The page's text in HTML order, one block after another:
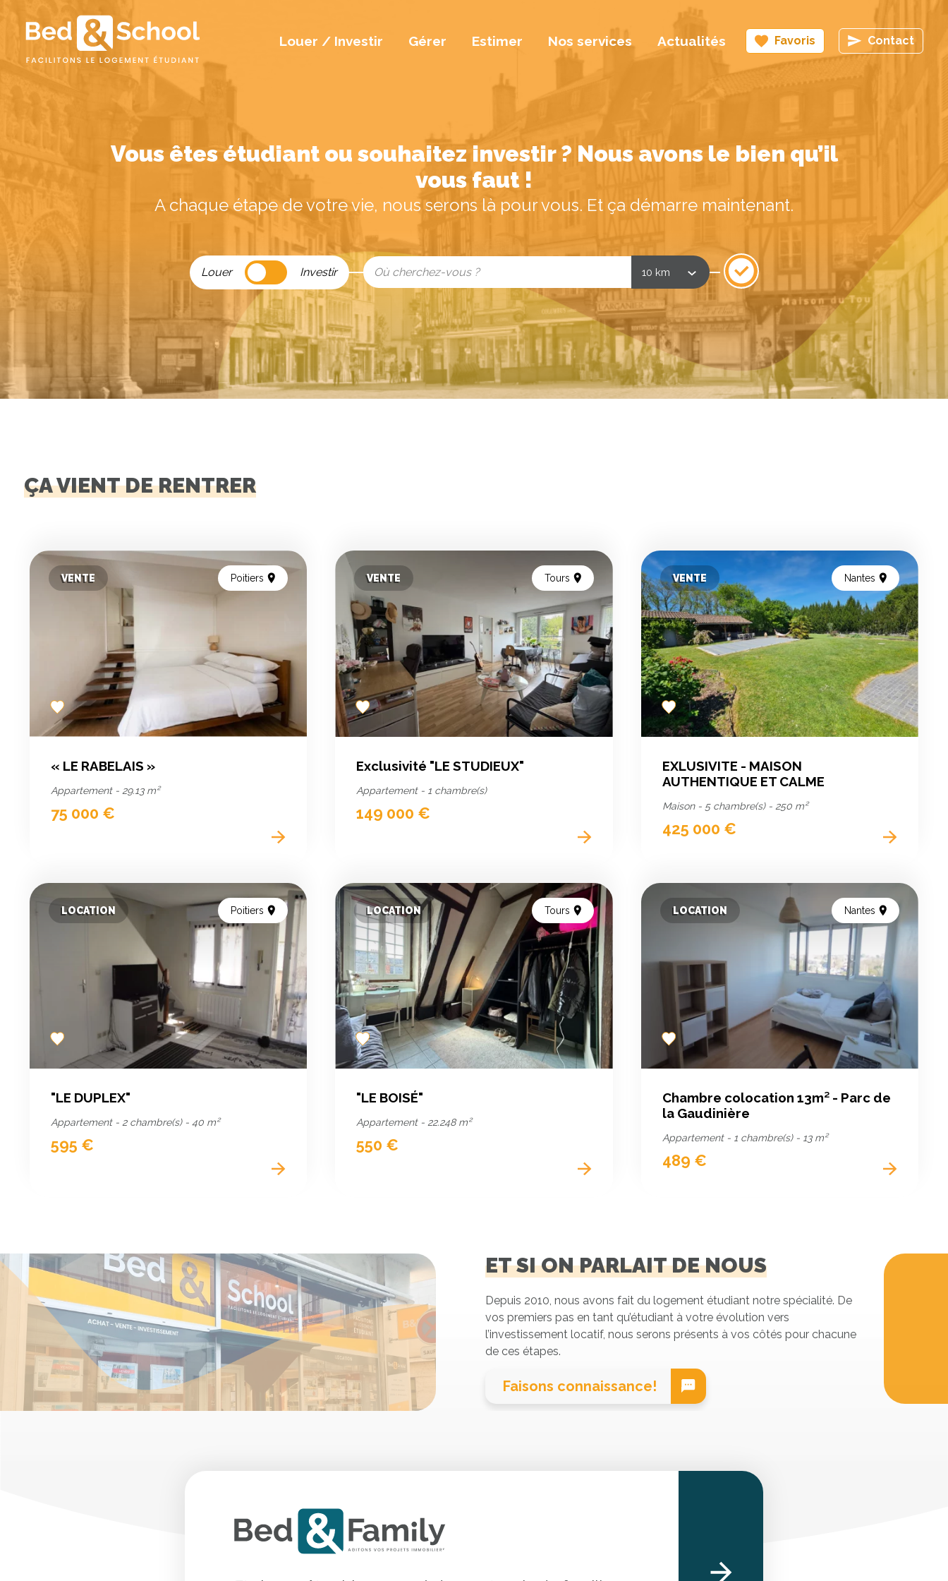
Bed
Louer / Investir Gérer Estimer Nos services Actualités Favoris Contact
Vous êtes étudiant ou souhaitez investir ? Nous avons le bien qu’il
vous faut !
A chaque étape de votre vie, nous serons là pour vous. Et ça démarre maintenant.
Louer
Louer
/
Investir
Investir
ÇA VIENT DE RENTRER
VENTE Poitiers
Add
to
favorites
« LE RABELAIS »
Appartement - 29.13 m²
75 000 €
VENTE Tours
Add
to
favorites
Exclusivité "LE STUDIEUX"
Appartement - 1 chambre(s)
149 000 €
VENTE Nantes
Add
to
favorites
EXLUSIVITE - MAISON
AUTHENTIQUE ET CALME
Maison - 5 chambre(s) - 250 m²
425 000 €
LOCATION Poitiers
Add
to
favorites
"LE DUPLEX"
Appartement - 2 chambre(s) - 40 m²
595 €
LOCATION Tours
Add
to
favorites
"LE BOISÉ"
Appartement - 22.248 m²
550 €
LOCATION Nantes
Add
to
favorites
Chambre colocation 13m² - Parc de
la Gaudinière
Appartement - 1 chambre(s) - 13 m²
489 €
ET SI ON PARLAIT DE NOUS
Depuis 2010, nous avons fait du logement étudiant notre spécialité. De
vos premiers pas en tant qu’étudiant à votre évolution vers
l’investissement locatif, nous serons présents à vos côtés pour chacune
de ces étapes.
Faisons connaissance!